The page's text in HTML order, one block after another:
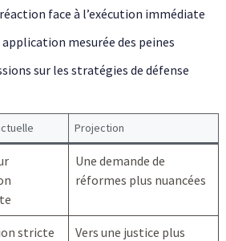
face à l’exécution immédiate
application mesurée des peines
sur les stratégies de défense
Projection
Une demande de
réformes plus nuancées
stricte
Vers une justice plus